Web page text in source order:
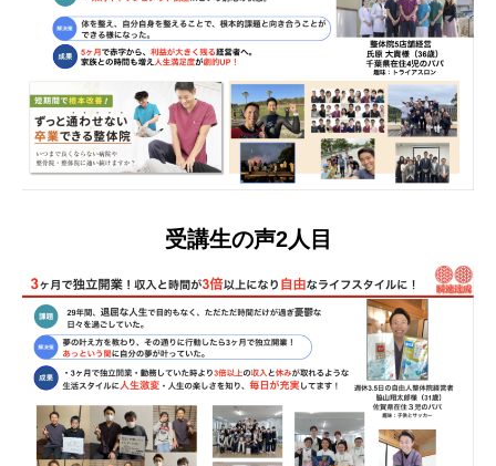
受講生の声2人目